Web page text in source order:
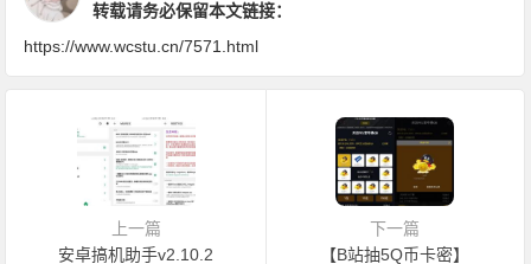
转载请务必保留本文链接：
https://www.wcstu.cn/7571.html
上一篇
安卓搞机助手v2.10.2
下一篇
【B站抽5Q币卡密】